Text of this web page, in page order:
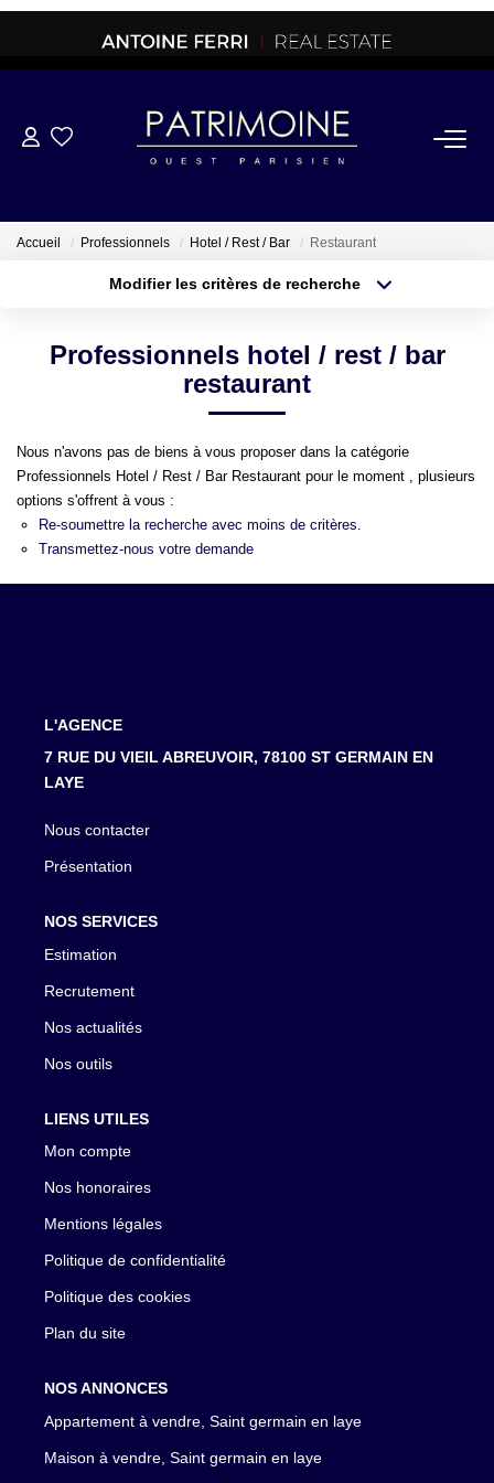
ACHETER
OFF MARKET
BRETAGNE
EN
Accueil Professionnels Hotel / Rest / Bar Restaurant
Modifier les critères de recherche
Type de bien
Surface min
Créer une alerte
Professionnels hotel / rest / bar
restaurant
Nous n'avons pas de biens à vous proposer dans la catégorie
Professionnels Hotel / Rest / Bar Restaurant pour le moment , plusieurs
options s'offrent à vous :
Re-soumettre la recherche avec moins de critères.
Transmettez-nous votre demande
L'AGENCE
7 RUE DU VIEIL ABREUVOIR, 78100 ST GERMAIN EN
LAYE
Nous contacter
Présentation
NOS SERVICES
Estimation
Recrutement
Nos actualités
Nos outils
LIENS UTILES
Mon compte
Nos honoraires
Mentions légales
Politique de confidentialité
Politique des cookies
Plan du site
NOS ANNONCES
Appartement à vendre, Saint germain en laye
Maison à vendre, Saint germain en laye